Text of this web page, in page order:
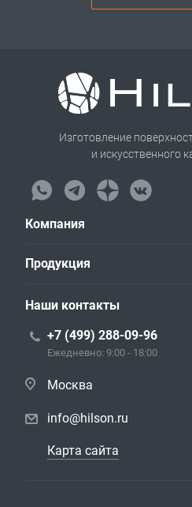
Изготовление
и искусственного
Компания
Продукция
Наши контакты
+7 (499) 288-09-96
Ежедневно: 9:00 - 18:00
Москва
info@hilson.ru
Карта сайта